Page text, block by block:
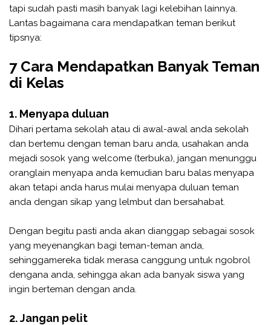
tapi sudah pasti masih banyak lagi kelebihan lainnya.
Lantas bagaimana cara mendapatkan teman berikut
tipsnya:
7 Cara Mendapatkan Banyak Teman
di Kelas
1. Menyapa duluan
Dihari pertama sekolah atau di awal-awal anda sekolah
dan bertemu dengan teman baru anda, usahakan anda
mejadi sosok yang welcome (terbuka), jangan menunggu
oranglain menyapa anda kemudian baru balas menyapa
akan tetapi anda harus mulai menyapa duluan teman
anda dengan sikap yang lelmbut dan bersahabat.
Dengan begitu pasti anda akan dianggap sebagai sosok
yang meyenangkan bagi teman-teman anda,
sehinggamereka tidak merasa canggung untuk ngobrol
dengana anda, sehingga akan ada banyak siswa yang
ingin berteman dengan anda.
2. Jangan pelit